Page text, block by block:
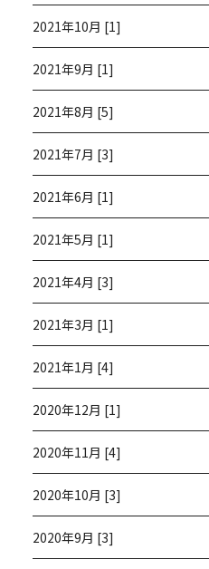
2021年10月 [1]
2021年9月 [1]
2021年8月 [5]
2021年7月 [3]
2021年6月 [1]
2021年5月 [1]
2021年4月 [3]
2021年3月 [1]
2021年1月 [4]
2020年12月 [1]
2020年11月 [4]
2020年10月 [3]
2020年9月 [3]